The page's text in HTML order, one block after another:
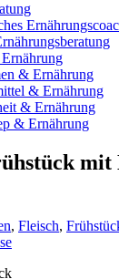
& Ernährung
& Ernährung
& Ernährung
& Ernährung
mit
, Fleisch,